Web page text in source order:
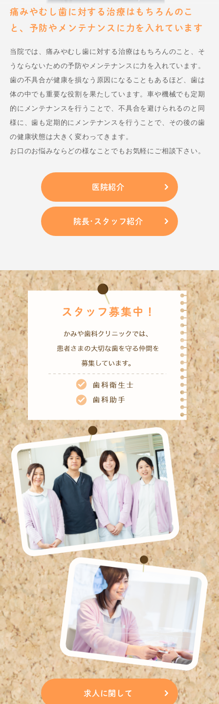
痛みやむし歯に対する治療はもちろんのこ
と、予防やメンテナンスに力を入れています
当院では、痛みやむし歯に対する治療はもちろんのこと、そ
うならないための予防やメンテナンスに力を入れています。
歯の不具合が健康を損なう原因になることもあるほど、歯は
体の中でも重要な役割を果たしています。車や機械でも定期
的にメンテナンスを行うことで、不具合を避けられるのと同
様に、歯も定期的にメンテナンスを行うことで、その後の歯
の健康状態は大きく変わってきます。
お口のお悩みならどの様なことでもお気軽にご相談下さい。
医院紹介
院長･スタッフ紹介
求人に関して